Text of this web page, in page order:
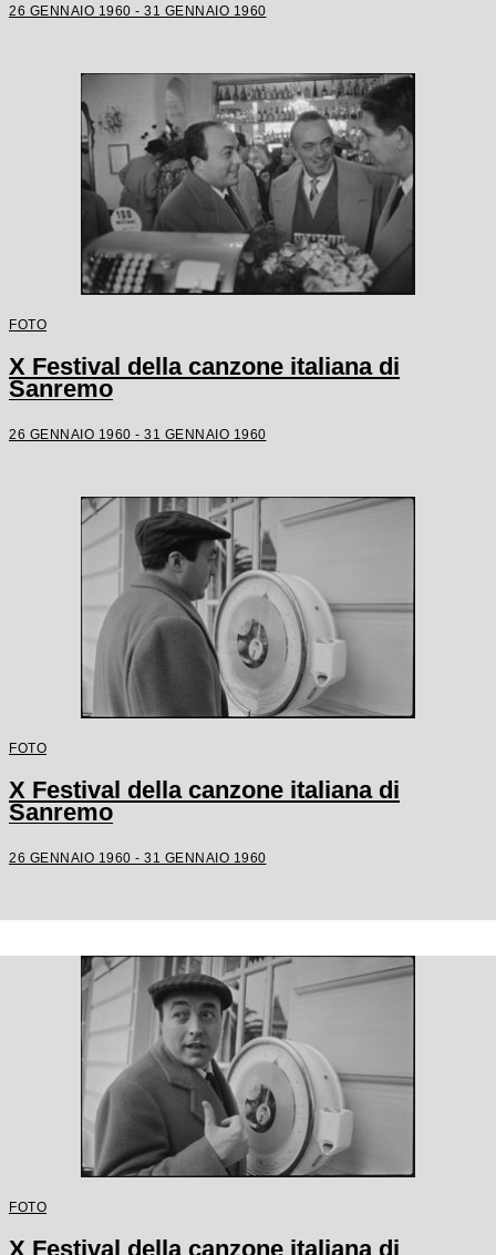
26 GENNAIO 1960 - 31 GENNAIO 1960
FOTO
X Festival della canzone italiana di
Sanremo
26 GENNAIO 1960 - 31 GENNAIO 1960
FOTO
X Festival della canzone italiana di
Sanremo
26 GENNAIO 1960 - 31 GENNAIO 1960
FOTO
X Festival della canzone italiana di